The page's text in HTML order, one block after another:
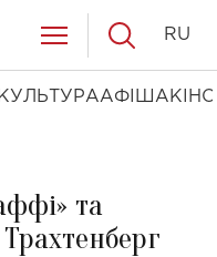
КУЛЬТУРААФІША КІНО
RU
та